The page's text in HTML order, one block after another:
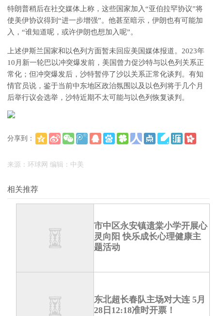
特朗普稍后在社交媒体上称，这些国家加入“亚伯拉罕协议”将
使美伊协议得到“进一步增强”。他甚至暗示，伊朗也有可能加
入，“谁知道呢，或许伊朗也想加入呢”。
上述伊斯兰国家和以色列方面暂未回应美国媒体报道。2023年
10月新一轮巴以冲突爆发前，美国曾力促沙特与以色列关系正
常化；但冲突爆发后，沙特暂停了沙以关系正常化谈判。有知
情官员说，鉴于当前中东地区政治氛围以及以色列将于几个月
后举行议会选举，沙特近期不太可能与以色列恢复谈判。
分享到：
来源：环球网 编辑：中美
相关推荐
市中区永安镇遗棠小学开展心
灵向阳 快乐成长心理健康主
题活动
东北超长春队主场对大连 5月
28日12:18准时开票！